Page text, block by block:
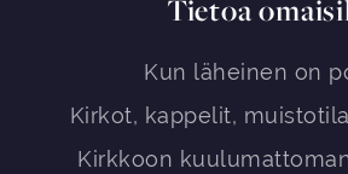
Tietoa
Kun läheinen on
Kirkot, kappelit,
Kirkkoon